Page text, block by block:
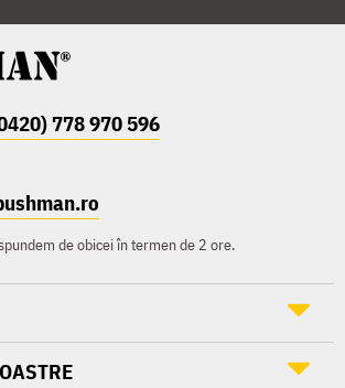
778 970 596
de obicei în termen de 2 ore.